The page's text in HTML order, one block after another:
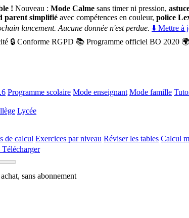
! Nouveau : Mode Calme sans timer ni pression,
parent simplifié avec compétences en couleur, police
lancement. Aucune donnée n'est perdue. ⬇️ Mettre à
🔒 Conforme RGPD 📚 Programme officiel BO 2020 🌍
Programme scolaire Mode enseignant Mode famille
Lycée
de calcul Exercices par niveau Réviser les tables Calcul
Télécharger
sans abonnement